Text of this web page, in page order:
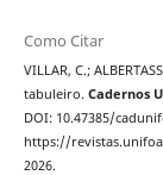
Como Citar
VILLAR, C.;
tabuleiro. Cadernos
DOI: 10.47385/
https://
2026.